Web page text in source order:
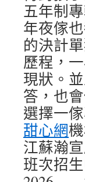
五年制
年夜傢
的決計
歷程，
現狀。
答，也
選擇一
甜心網
江蘇瀚
班次招